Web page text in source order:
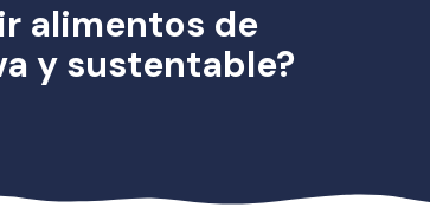
alimentos de
y sustentable?